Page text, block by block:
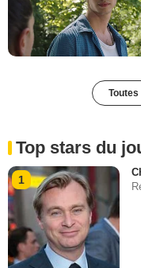
Top stars du
1